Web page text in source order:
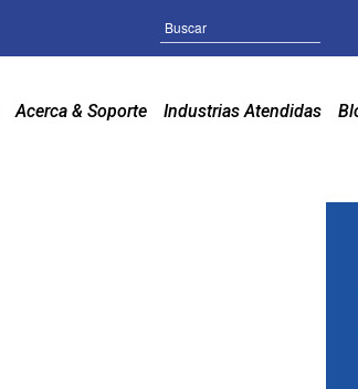
Acerca & Soporte Industrias Atendidas